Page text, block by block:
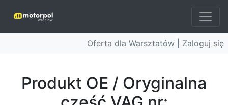
Oferta dla Warsztatów | Zaloguj się
Produkt OE / Oryginalna